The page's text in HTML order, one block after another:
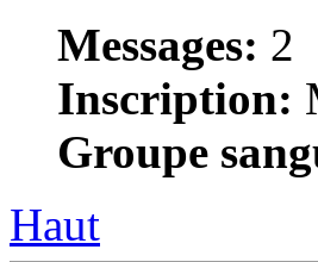
Messages: 2
Inscription:
Groupe
Haut